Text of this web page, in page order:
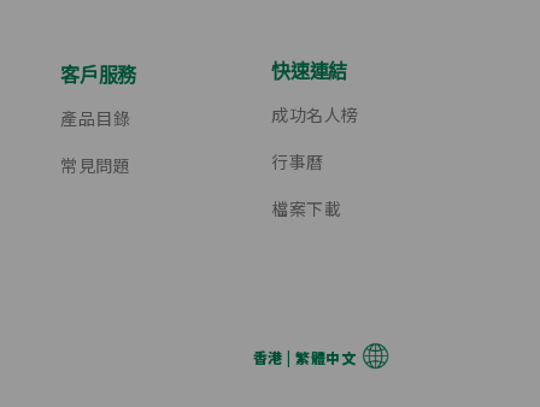
客戶服務
產品目錄
常見問題
快速連結
成功名人榜
行事曆
檔案下載
香港 | 繁體中文